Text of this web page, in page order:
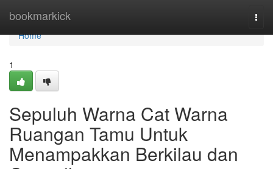
bookmarkick
Home
Home
1
Sepuluh Warna Cat Warna
Ruangan Tamu Untuk
Menampakkan Berkilau dan